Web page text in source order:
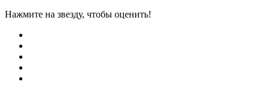
Нажмите на звезду, чтобы оценить!